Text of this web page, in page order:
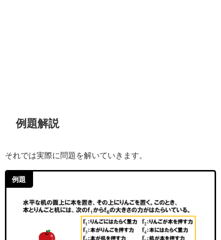
例題解説
それでは実際に問題を解いていきます。
例題